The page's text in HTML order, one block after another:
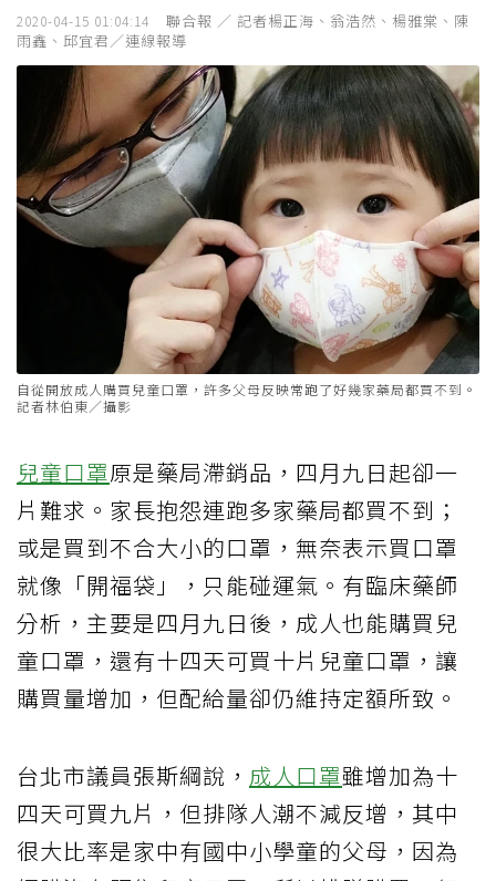
2020-04-15 01:04:14
聯合報 ／ 記者楊正海、翁浩然、楊雅棠、陳
雨鑫、邱宜君／連線報導
自從開放成人購買兒童口罩，許多父母反映常跑了好幾家藥局都買不到。
記者林伯東／攝影
兒童口罩原是藥局滯銷品，四月九日起卻一
片難求。家長抱怨連跑多家藥局都買不到；
或是買到不合大小的口罩，無奈表示買口罩
就像「開福袋」，只能碰運氣。有臨床藥師
分析，主要是四月九日後，成人也能購買兒
童口罩，還有十四天可買十片兒童口罩，讓
購買量增加，但配給量卻仍維持定額所致。
台北市議員張斯綱說， 成人口罩雖增加為十
四天可買九片，但排隊人潮不減反增，其中
很大比率是家中有國中小學童的父母，因為